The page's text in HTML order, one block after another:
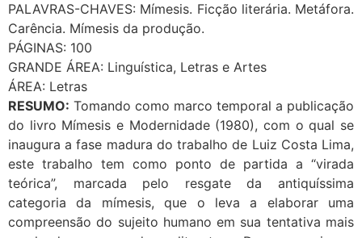
PALAVRAS-CHAVES: Mímesis. Ficção literária. Metáfora.
Carência. Mímesis da produção.
PÁGINAS: 100
GRANDE ÁREA: Linguística, Letras e Artes
ÁREA: Letras
RESUMO: Tomando como marco temporal a publicação
do livro Mímesis e Modernidade (1980), com o qual se
inaugura a fase madura do trabalho de Luiz Costa Lima,
este trabalho tem como ponto de partida a “virada
teórica”, marcada pelo resgate da antiquíssima
categoria da mímesis, que o leva a elaborar uma
compreensão do sujeito humano em sua tentativa mais